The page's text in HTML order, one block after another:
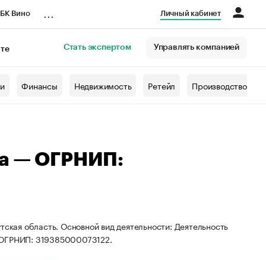
Вино Личный кабинет
Стать экспертом Управлять компанией
Финансы Недвижимость Ретейл Производство
— ОГРНИП:
область. Основной вид деятельности: Деятельность
319385000073122.